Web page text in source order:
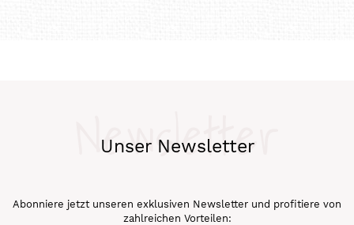
Unser Newsletter
Newsletter
Abonniere jetzt unseren exklusiven Newsletter und profitiere von
zahlreichen Vorteilen: